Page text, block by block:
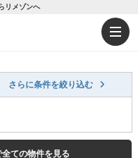
リメゾンへ
さらに条件を絞り込む
ての物件を見る